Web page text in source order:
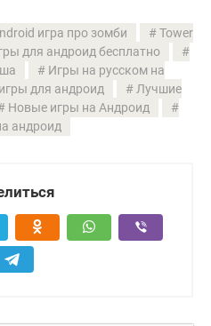
игра про зомби
Tower
для андроид бесплатно
Игры на русском на
для андроид
Лучшие
Новые игры на Андроид
андроид